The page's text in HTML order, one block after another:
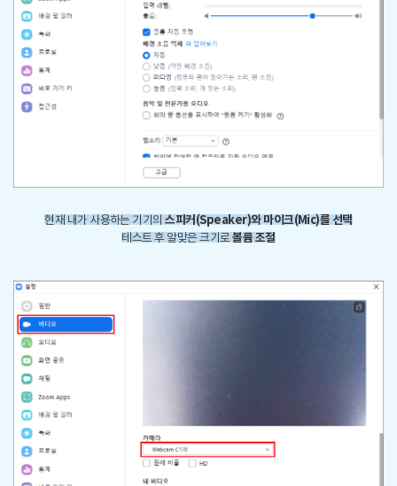
현재 내가 사용하는 기기의스피커(Speaker)와 마이크(Mic)를 선택
테스트 후 알맞은 크기로볼륨 조절